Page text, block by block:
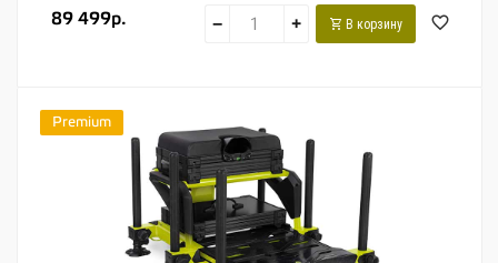
89 499р. − + В корзину
Premium